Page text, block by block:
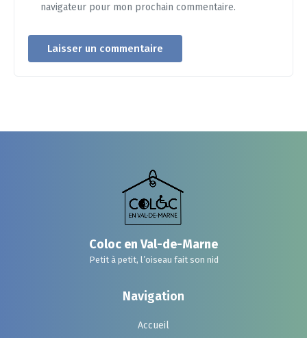
navigateur pour mon prochain commentaire.
Coloc en Val-de-Marne
Petit à petit, l’oiseau fait son nid
Navigation
Accueil